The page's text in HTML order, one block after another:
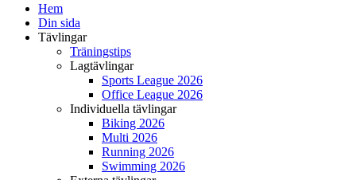
Hem
Din sida
Tävlingar
Träningstips
Lagtävlingar
Sports League 2026
Office League 2026
Individuella tävlingar
Biking 2026
Multi 2026
Running 2026
Swimming 2026